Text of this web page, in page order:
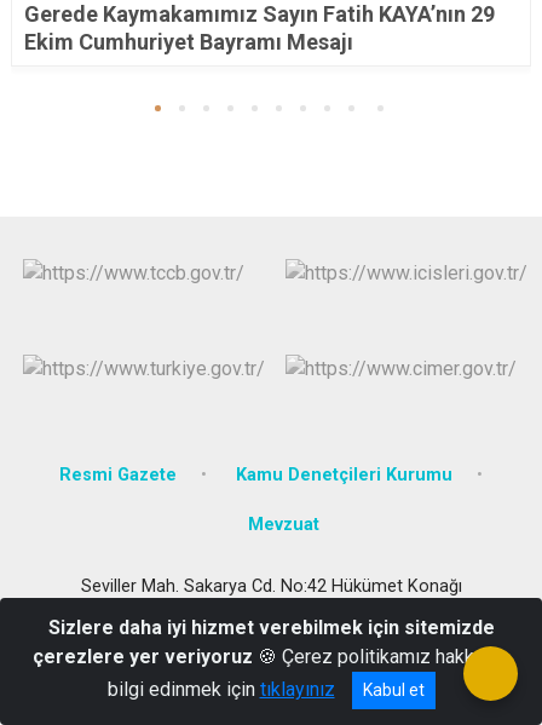
Mudurnu
Seben
Gerede Kaymakamımız Sayın Fatih KAYA’nın 29
Ekim Cumhuriyet Bayramı Mesajı
Resmi Gazete Kamu Denetçileri Kurumu
Mevzuat
Seviller Mah. Sakarya Cd. No:42 Hükümet Konağı
0374 311 6008
Sizlere daha iyi hizmet verebilmek için sitemizde
çerezlere yer veriyoruz 🍪 Çerez politikamız hakkında
bilgi edinmek için tıklayınız Kabul et